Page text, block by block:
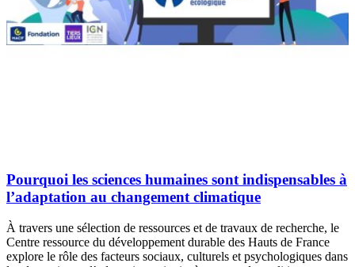
Pourquoi les sciences humaines sont indispensables à
l’adaptation au changement climatique
À travers une sélection de ressources et de travaux de recherche, le
Centre ressource du développement durable des Hauts de France
explore le rôle des facteurs sociaux, culturels et psychologiques dans